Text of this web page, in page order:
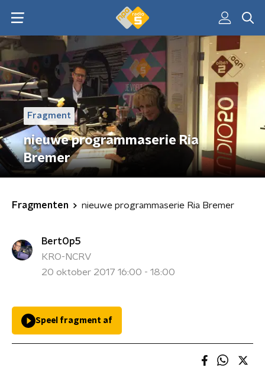
Fragment
nieuwe programmaserie Ria
Bremer
Fragmenten nieuwe programmaserie Ria Bremer
BertOp5
KRO-NCRV
20 oktober 2017 16:00 - 18:00
Speel fragment af